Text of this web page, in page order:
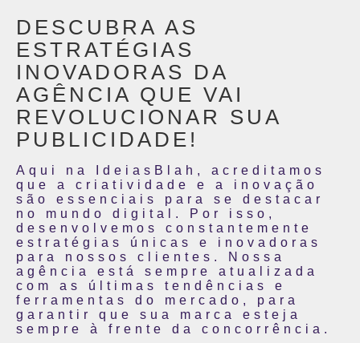
DESCUBRA AS
ESTRATÉGIAS
INOVADORAS DA
AGÊNCIA QUE VAI
REVOLUCIONAR SUA
PUBLICIDADE!
Aqui na IdeiasBlah, acreditamos
que a criatividade e a inovação
são essenciais para se destacar
no mundo digital. Por isso,
desenvolvemos constantemente
estratégias únicas e inovadoras
para nossos clientes. Nossa
agência está sempre atualizada
com as últimas tendências e
ferramentas do mercado, para
garantir que sua marca esteja
sempre à frente da concorrência.